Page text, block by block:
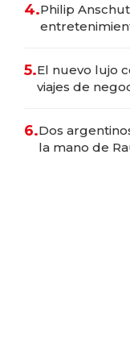
4.Philip
5.El nuevo lujo
viajes de
6.Dos
la mano de